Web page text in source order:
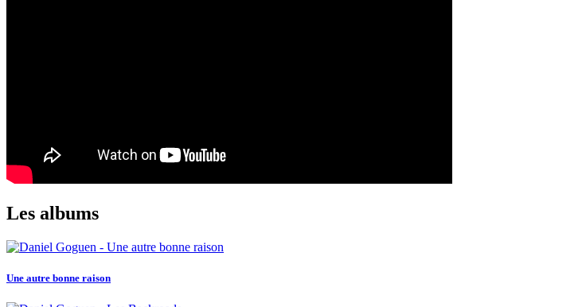
Les albums
Une autre bonne raison